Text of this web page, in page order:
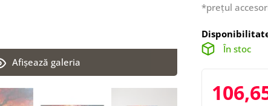
Afişează galeria
*prețul
În stoc